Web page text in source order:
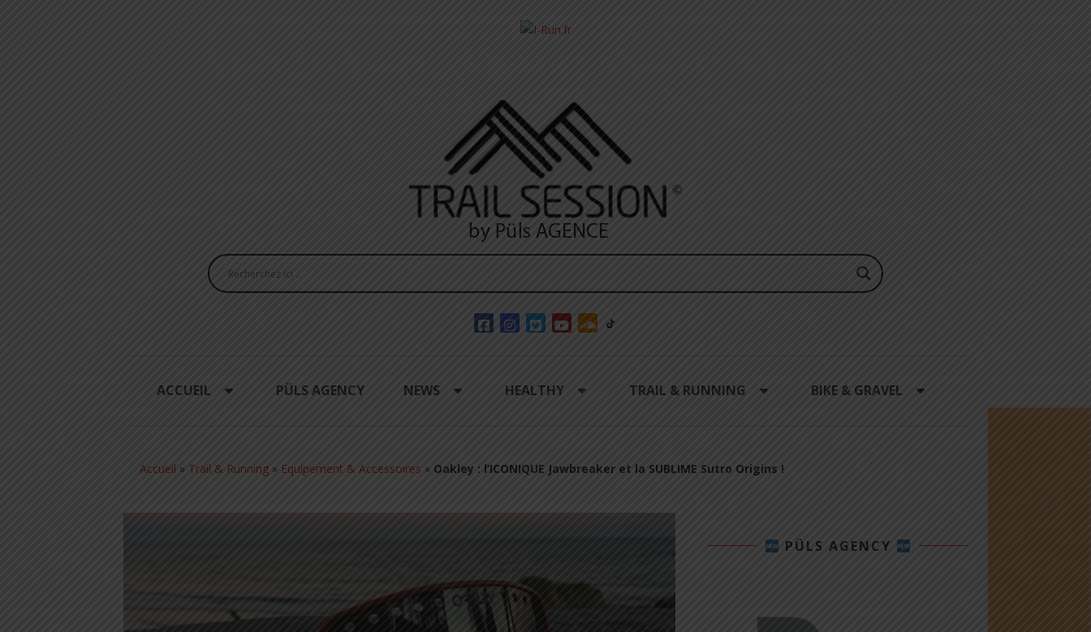
ACCUEIL PÜLS AGENCY NEWS HEALTHY TRAIL & RUNNING BIKE & GRAVEL
Accueil » Trail & Running » Equipement & Accessoires » Oakley : l’ICONIQUE Jawbreaker et la SUBLIME Sutro Origins !
PÜLS AGENCY